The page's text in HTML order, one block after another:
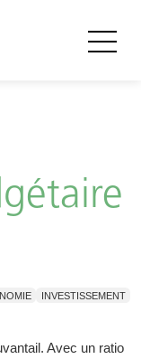
INVESTISSEMENT
Avec un ratio